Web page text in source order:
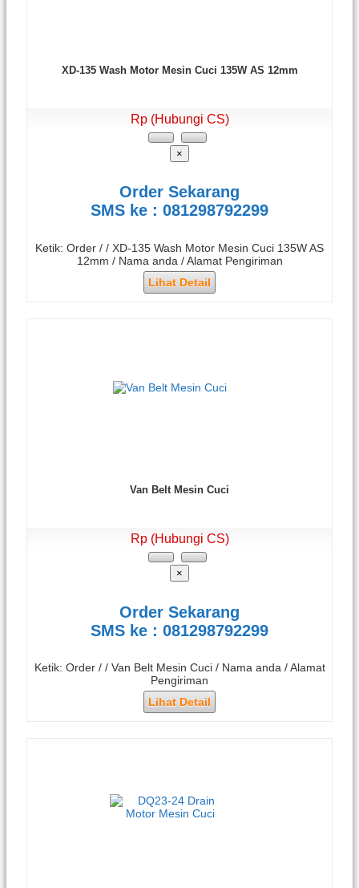
XD-135 Wash Motor Mesin Cuci 135W AS 12mm
Rp (Hubungi CS)
×
Order Sekarang
SMS ke : 081298792299
Ketik: Order / / XD-135 Wash Motor Mesin Cuci 135W AS
12mm / Nama anda / Alamat Pengiriman
Lihat Detail
Van Belt Mesin Cuci
Rp (Hubungi CS)
×
Order Sekarang
SMS ke : 081298792299
Ketik: Order / / Van Belt Mesin Cuci / Nama anda / Alamat
Pengiriman
Lihat Detail